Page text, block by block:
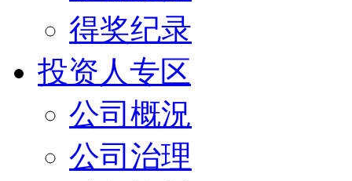
得奖纪录
投资人专区
公司概況
公司治理